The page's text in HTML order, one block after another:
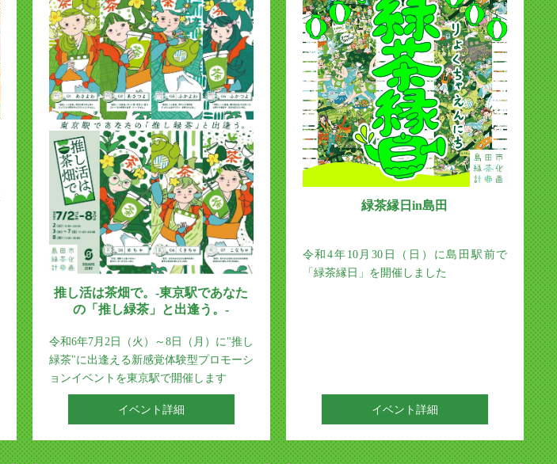
推し活は茶畑で。-東京駅であなた
の「推し緑茶」と出逢う。-
令和6年7月2日（火）～8日（月）に"推し
緑茶"に出逢える新感覚体験型プロモーシ
ョンイベントを東京駅で開催します
イベント詳細
緑茶縁日in島田
令和4年10月30日（日）に島田駅前で
「緑茶縁日」を開催しました
イベント詳細